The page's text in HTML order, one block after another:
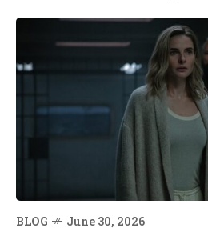
BLOG June 30, 2026